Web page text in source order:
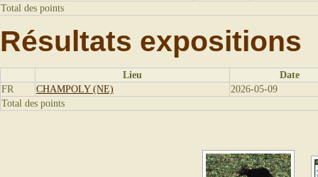
Total des points
Résultats expositions
Lieu
Date
FR
CHAMPOLY (NE)
2026-05-09
Total des points